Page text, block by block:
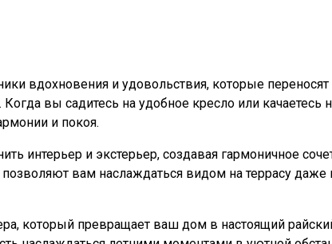
вдохновения и удовольствия, которые
вы садитесь на удобное кресло или
и покоя.
интерьер и экстерьер, создавая гармоничное
вам наслаждаться видом на террасу
который превращает ваш дом в настоящий